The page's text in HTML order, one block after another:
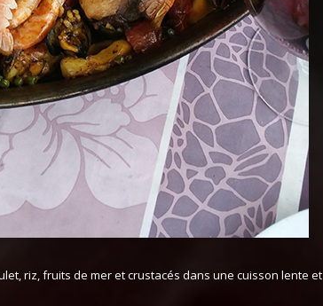
riz, fruits de mer et crustacés dans une cuisson lente et